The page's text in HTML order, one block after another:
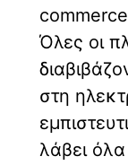
Όλες οι
στη
λάβει